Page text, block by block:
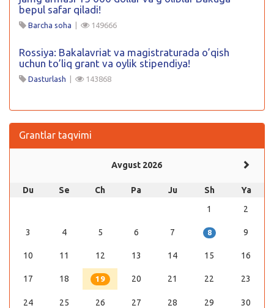
bepul safar qiladi!
Barcha soha | 149666
Rossiya: Bakalavriat va magistraturada o’qish
uchun to’liq grant va oylik stipendiya!
Dasturlash | 143868
Grantlar taqvimi
Avgust 2026
Du Se Ch Pa Ju Sh
Ya
1
2
3 4 5 6 7 8 9
10 11 12 13 14 15 16
17 18 19 20 21 22 23
24 25 26 27 28 29 30